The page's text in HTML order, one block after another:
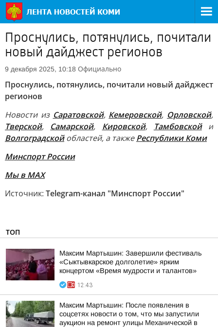
Проснулись, потянулись, почитали
новый дайджест регионов
9 декабря 2025, 10:18 Официально
Проснулись, потянулись, почитали новый дайджест
регионов
Новости из Саратовской, Кемеровской, Орловской,
Тверской, Самарской, Кировской, Тамбовскойи
Волгоградскойобластей, а такжеРеспублики Коми
Минспорт России
Мы в MAX
Источник: Telegram-канал "Минспорт России"
ТОП
Максим Мартышин: Завершили фестиваль
«Сыктывкарское долголетие» ярким
концертом «Время мудрости и талантов»
12:43
Максим Мартышин: После появления в
соцсетях новости о том, что мы запустили
аукцион на ремонт улицы Механической в